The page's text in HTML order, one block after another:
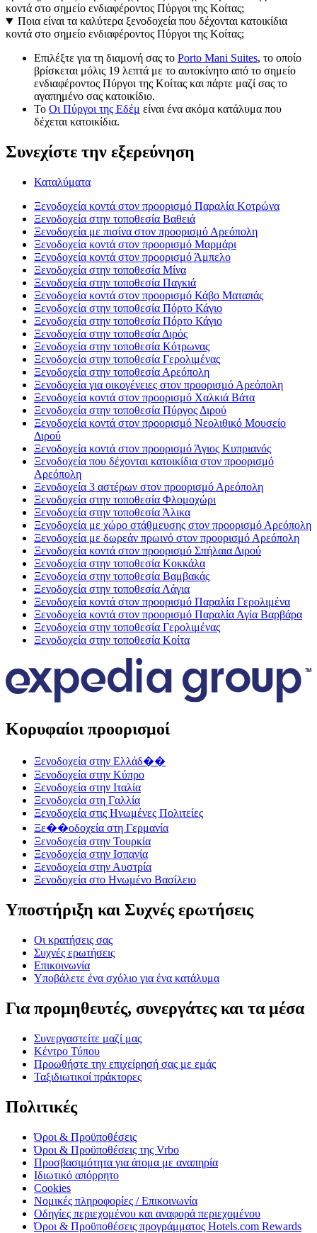
κοντά στο σημείο ενδιαφέροντος Πύργοι της Κοίτας;
Ποια είναι τα καλύτερα ξενοδοχεία που δέχονται κατοικίδια
κοντά στο σημείο ενδιαφέροντος Πύργοι της Κοίτας;
Επιλέξτε για τη διαμονή σας το Porto Mani Suites, το οποίο
βρίσκεται μόλις 19 λεπτά με το αυτοκίνητο από το σημείο
ενδιαφέροντος Πύργοι της Κοίτας και πάρτε μαζί σας το
αγαπημένο σας κατοικίδιο.
Το Οι Πύργοι της Εδέμ είναι ένα ακόμα κατάλυμα που
δέχεται κατοικίδια.
Συνεχίστε την εξερεύνηση
Καταλύματα
Ξενοδοχεία κοντά στον προορισμό Παραλία Κοτρώνα
Ξενοδοχεία στην τοποθεσία Βαθειά
Ξενοδοχεία με πισίνα στον προορισμό Αρεόπολη
Ξενοδοχεία κοντά στον προορισμό Μαρμάρι
Ξενοδοχεία κοντά στον προορισμό Άμπελο
Ξενοδοχεία στην τοποθεσία Μίνα
Ξενοδοχεία στην τοποθεσία Παγκιά
Ξενοδοχεία κοντά στον προορισμό Κάβο Ματαπάς
Ξενοδοχεία στην τοποθεσία Πόρτο Κάγιο
Ξενοδοχεία στην τοποθεσία Πόρτο Κάγιο
Ξενοδοχεία στην τοποθεσία Διρός
Ξενοδοχεία στην τοποθεσία Κότρωνας
Ξενοδοχεία στην τοποθεσία Γερολιμένας
Ξενοδοχεία στην τοποθεσία Αρεόπολη
Ξενοδοχεία για οικογένειες στον προορισμό Αρεόπολη
Ξενοδοχεία κοντά στον προορισμό Χαλκιά Βάτα
Ξενοδοχεία στην τοποθεσία Πύργος Διρού
Ξενοδοχεία κοντά στον προορισμό Νεολιθικό Μουσείο
Διρού
Ξενοδοχεία κοντά στον προορισμό Άγιος Κυπριανός
Ξενοδοχεία που δέχονται κατοικίδια στον προορισμό
Αρεόπολη
Ξενοδοχεία 3 αστέρων στον προορισμό Αρεόπολη
Ξενοδοχεία στην τοποθεσία Φλομοχώρι
Ξενοδοχεία στην τοποθεσία Άλικα
Ξενοδοχεία με χώρο στάθμευσης στον προορισμό Αρεόπολη
Ξενοδοχεία με δωρεάν πρωινό στον προορισμό Αρεόπολη
Ξενοδοχεία κοντά στον προορισμό Σπήλαια Διρού
Ξενοδοχεία στην τοποθεσία Κοκκάλα
Ξενοδοχεία στην τοποθεσία Βαμβακάς
Ξενοδοχεία στην τοποθεσία Λάγια
Ξενοδοχεία κοντά στον προορισμό Παραλία Γερολιμένα
Ξενοδοχεία κοντά στον προορισμό Παραλία Αγία Βαρβάρα
Ξενοδοχεία στην τοποθεσία Γερολιμένας
Ξενοδοχεία στην τοποθεσία Κοίτα
Κορυφαίοι προορισμοί
Ξενοδοχεία στην Ελλάδ��
Ξενοδοχεία στην Κύπρο
Ξενοδοχεία στην Ιταλία
Ξενοδοχεία στη Γαλλία
Ξενοδοχεία στις Ηνωμένες Πολιτείες
Ξε��οδοχεία στη Γερμανία
Ξενοδοχεία στην Τουρκία
Ξενοδοχεία στην Ισπανία
Ξενοδοχεία στην Αυστρία
Ξενοδοχεία στο Ηνωμένο Βασίλειο
Υποστήριξη και Συχνές ερωτήσεις
Οι κρατήσεις σας
Συχνές ερωτήσεις
Επικοινωνία
Υποβάλετε ένα σχόλιο για ένα κατάλυμα
Για προμηθευτές, συνεργάτες και τα μέσα
Συνεργαστείτε μαζί μας
Κέντρο Τύπου
Προωθήστε την επιχείρησή σας με εμάς
Ταξιδιωτικοί πράκτορες
Πολιτικές
Όροι & Προϋποθέσεις
Όροι & Προϋποθέσεις της Vrbo
Προσβασιμότητα για άτομα με αναπηρία
Ιδιωτικό απόρρητο
Cookies
Νομικές πληροφορίες / Επικοινωνία
Οδηγίες περιεχομένου και αναφορά περιεχομένου
Όροι & Προϋποθέσεις προγράμματος Hotels.com Rewards